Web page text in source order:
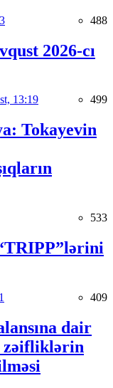
488
2026-cı
13:19 499
Tokayevin
533
409
dair
zəifliklərin